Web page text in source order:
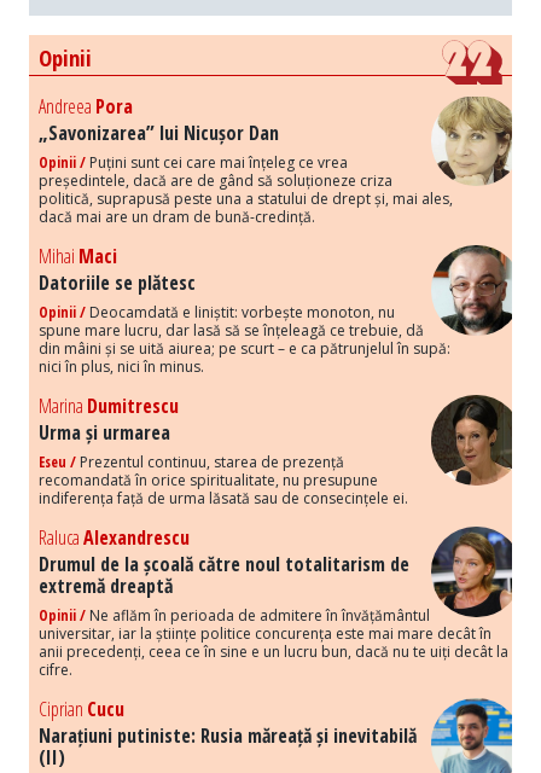
Opinii
Andreea Pora
„Savonizarea” lui Nicușor Dan
Opinii / Puțini sunt cei care mai înțeleg ce vrea
președintele, dacă are de gând să soluționeze criza
politică, suprapusă peste una a statului de drept și, mai ales,
dacă mai are un dram de bună-credință.
Mihai Maci
Datoriile se plătesc
Opinii / Deocamdată e liniștit: vorbește monoton, nu
spune mare lucru, dar lasă să se înțeleagă ce trebuie, dă
din mâini și se uită aiurea; pe scurt – e ca pătrunjelul în supă:
nici în plus, nici în minus.
Marina Dumitrescu
Urma și urmarea
Eseu / Prezentul continuu, starea de prezență
recomandată în orice spiritualitate, nu presupune
indiferența față de urma lăsată sau de consecințele ei.
RalucaAlexandrescu
Drumul de la școală către noul totalitarism de
extremă dreaptă
Opinii / Ne aflăm în perioada de admitere în învățământul
universitar, iar la științe politice concurența este mai mare decât în
anii precedenți, ceea ce în sine e un lucru bun, dacă nu te uiți decât la
cifre.
Ciprian Cucu
Narațiuni putiniste: Rusia măreață și inevitabilă
(II)